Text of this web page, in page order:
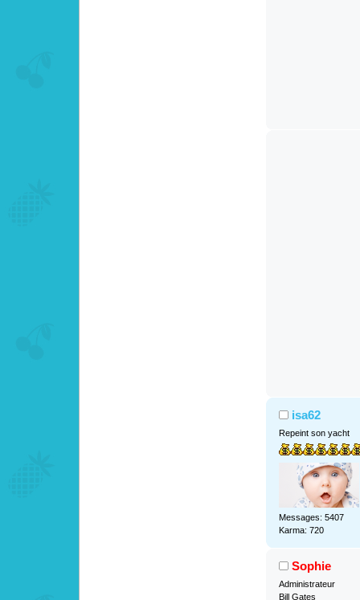
isa62
Repeint son yacht
Messages: 5407
Karma: 720
Sophie
Administrateur
Bill Gates